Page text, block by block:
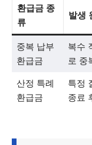
환급금 종
류
발생
중복 납부
환급금
복수
로 중
산정 특례
환급금
특정
종료